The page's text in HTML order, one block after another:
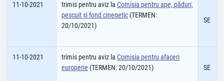
11-10-2021 trimis pentru aviz la Comisia pentru ape, păduri,
pescuit şi fond cinegetic (TERMEN:
20/10/2021)
SE
11-10-2021 trimis pentru aviz la Comisia pentru afaceri
europene (TERMEN: 20/10/2021) SE